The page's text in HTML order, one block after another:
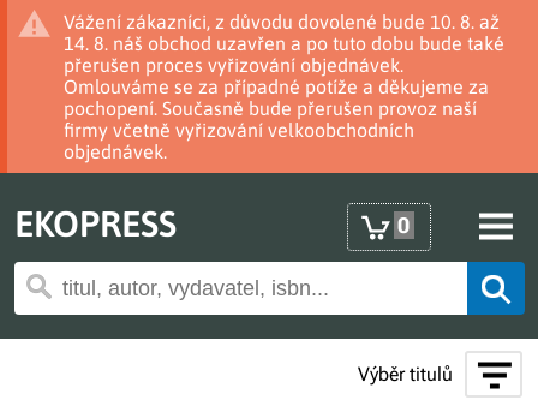
Vážení zákazníci, z důvodu dovolené bude 10. 8. až
14. 8. náš obchod uzavřen a po tuto dobu bude také
přerušen proces vyřizování objednávek.
Omlouváme se za případné potíže a děkujeme za
pochopení. Současně bude přerušen provoz naší
firmy včetně vyřizování velkoobchodních
objednávek.
EKOPRESS 0
Výběr titulů